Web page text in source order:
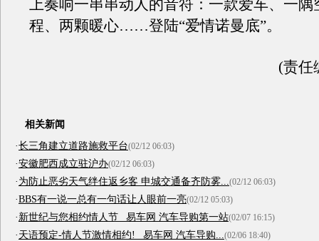
上奏响一串串动人的音符：一款爱车、一隅
程、两颗暖心……登陆“爱情诺曼底”。
(责任
相关新闻
·长三角建立道路施救平台(02/12 06:03)
·安徽肥西成立驻沪办(02/12 06:03)
·为防止恶劣天气绊住返乡客 申城交通备齐防雾... (02/12 06:03)
·BBS有一说一总有一句话让人眼前一亮(02/12 05:03)
·新世纪与您相约情人节 _易车网 汽车导购第一站(02/07 16:15)
·天语预定-情人节激情相约! _易车网 汽车导购... (02/06 18:40)